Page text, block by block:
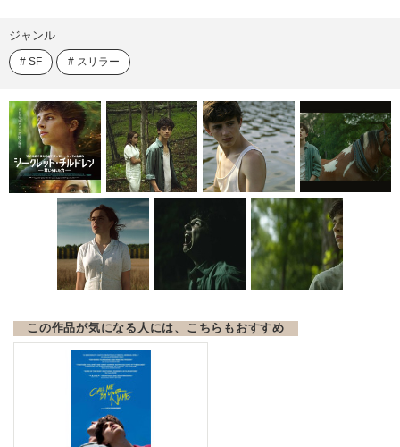
ジャンル
SF スリラー
この作品が気になる人には、こちらもおすすめ